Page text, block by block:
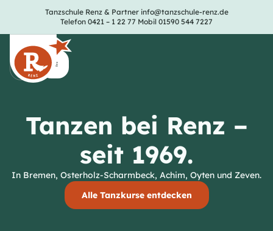
Tanzschule Renz & Partnerinfo@tanzschule-renz.de
Telefon 0421 – 1 22 77 Mobil 01590 544 7227
Tanzen bei Renz –
seit 1969.
In Bremen, Osterholz-Scharmbeck, Achim, Oyten und Zeven.
Alle Tanzkurse entdecken